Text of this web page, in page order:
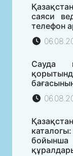
саяси
телефон
Сауда